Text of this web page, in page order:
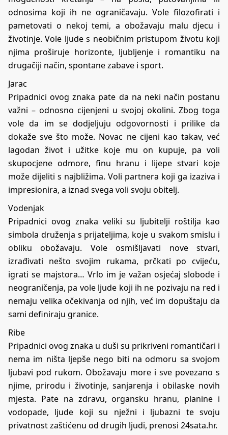
odnosima koji ih ne ograničavaju. Vole filozofirati i
pametovati o nekoj temi, a obožavaju malu djecu i
životinje. Vole ljude s neobičnim pristupom životu koji
njima proširuje horizonte, ljubljenje i romantiku na
drugačiji način, spontane zabave i sport.
Jarac
Pripadnici ovog znaka pate da na neki način postanu
važni – odnosno cijenjeni u svojoj okolini. Zbog toga
vole da im se dodjeljuju odgovornosti i prilike da
dokaže sve što može. Novac ne cijeni kao takav, već
lagodan život i užitke koje mu on kupuje, pa voli
skupocjene odmore, finu hranu i lijepe stvari koje
može dijeliti s najbližima. Voli partnera koji ga izaziva i
impresionira, a iznad svega voli svoju obitelj.
Vodenjak
Pripadnici ovog znaka veliki su ljubitelji roštilja kao
simbola druženja s prijateljima, koje u svakom smislu i
obliku obožavaju. Vole osmišljavati nove stvari,
izrađivati nešto svojim rukama, prčkati po cvijeću,
igrati se majstora… Vrlo im je važan osjećaj slobode i
neograničenja, pa vole ljude koji ih ne pozivaju na red i
nemaju velika očekivanja od njih, već im dopuštaju da
sami definiraju granice.
Ribe
Pripadnici ovog znaka u duši su prikriveni romantičari i
nema im ništa ljepše nego biti na odmoru sa svojom
ljubavi pod rukom. Obožavaju more i sve povezano s
njime, prirodu i životinje, sanjarenja i obilaske novih
mjesta. Pate na zdravu, organsku hranu, planine i
vodopade, ljude koji su nježni i ljubazni te svoju
privatnost zaštićenu od drugih ljudi, prenosi 24sata.hr.